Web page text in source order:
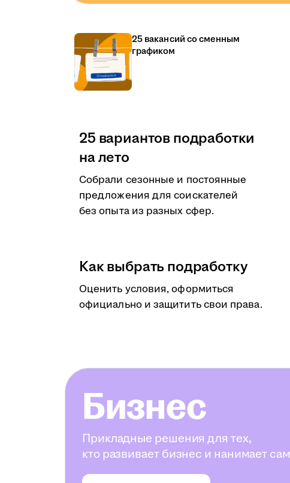
25 вакансий со сменным
графиком
25 вариантов подработки
на лето
Собрали сезонные и постоянные
предложения для соискателей
без опыта из разных сфер.
Как выбрать подработку
Оценить условия, оформиться
официально и защитить свои права.
Бизнес
Прикладные решения для тех,
кто развивает бизнес и нанимает сам